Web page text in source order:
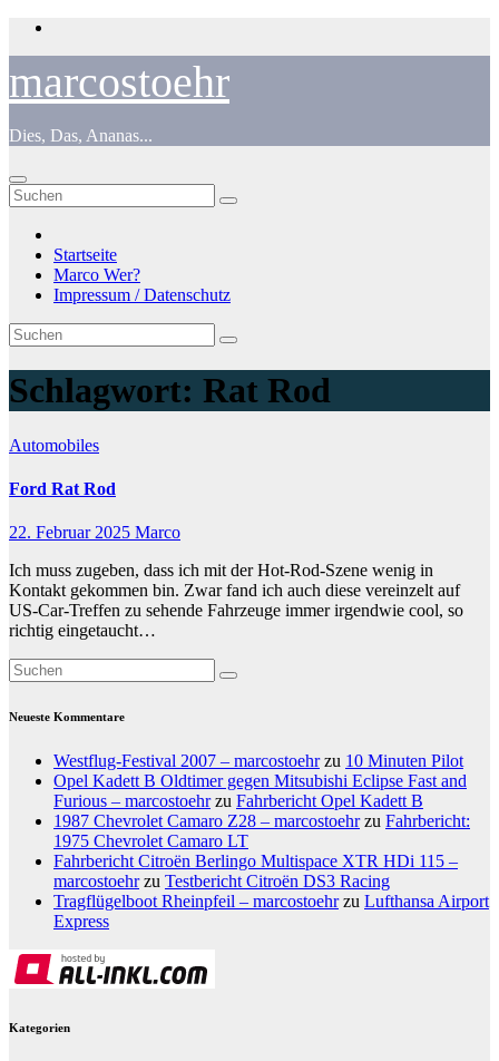
Zum
marcostoehr
Dies, Das, Ananas...
Startseite
Marco Wer?
Impressum / Datenschutz
Schlagwort: Rat Rod
Automobiles
Ford Rat Rod
22. Februar 2025 Marco
Ich muss zugeben, dass ich mit der Hot-Rod-Szene wenig in
Kontakt gekommen bin. Zwar fand ich auch diese vereinzelt auf
US-Car-Treffen zu sehende Fahrzeuge immer irgendwie cool, so
richtig eingetaucht…
Neueste Kommentare
Westflug-Festival 2007 – marcostoehrzu 10 Minuten Pilot
Opel Kadett B Oldtimer gegen Mitsubishi Eclipse Fast and
Furious – marcostoehrzu Fahrbericht Opel Kadett B
1987 Chevrolet Camaro Z28 – marcostoehrzu Fahrbericht:
1975 Chevrolet Camaro LT
Fahrbericht Citroën Berlingo Multispace XTR HDi 115 –
marcostoehrzu Testbericht Citroën DS3 Racing
Tragflügelboot Rheinpfeil – marcostoehrzu Lufthansa Airport
Express
Kategorien